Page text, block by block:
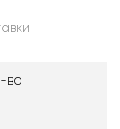
во